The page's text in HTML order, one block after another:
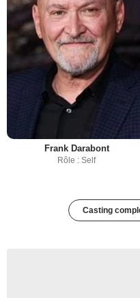
Frank Darabont
Rôle : Self
Casting